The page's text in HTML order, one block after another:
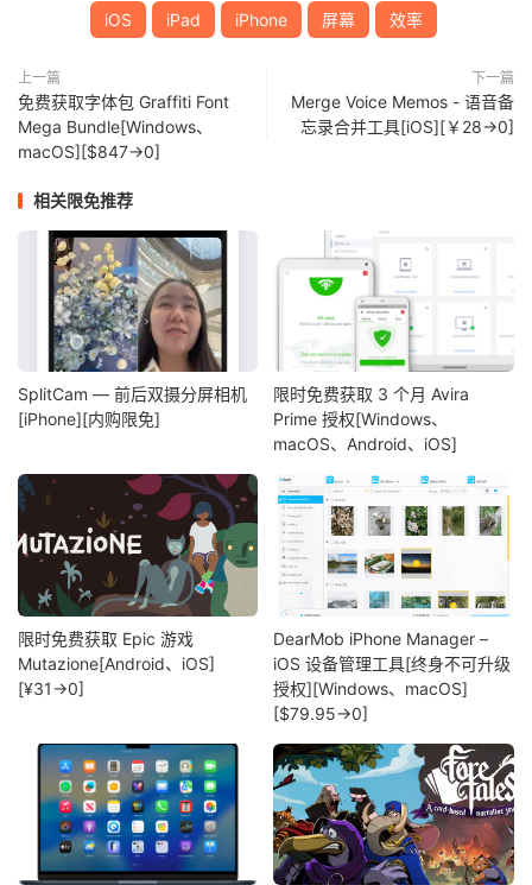
iOS iPad iPhone 屏幕 效率
上一篇
免费获取字体包 Graffiti Font
Mega Bundle[Windows、
macOS][$847→0]
下一篇
Merge Voice Memos - 语音备
忘录合并工具[iOS][￥28→0]
相关限免推荐
SplitCam — 前后双摄分屏相机
[iPhone][内购限免]
限时免费获取 3 个月 Avira
Prime 授权[Windows、
macOS、Android、iOS]
限时免费获取 Epic 游戏
Mutazione[Android、iOS]
[¥31→0]
DearMob iPhone Manager –
iOS 设备管理工具[终身不可升级
授权][Windows、macOS]
[$79.95→0]